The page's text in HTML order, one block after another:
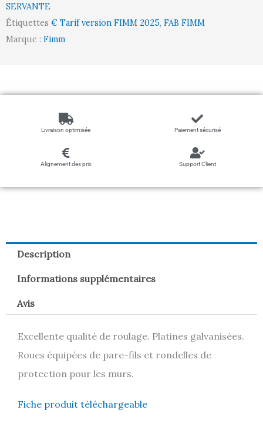
400
mm,
SERVANTE
Étiquettes € Tarif version FIMM 2025, FAB FIMM
Marque : Fimm
Livraison optimisée Paiement sécurisé
Alignement des prix Support Client
Description
Informations supplémentaires
Avis
Excellente qualité de roulage. Platines galvanisées.
Roues équipées de pare-fils et rondelles de
protection pour les murs.
Fiche produit téléchargeable